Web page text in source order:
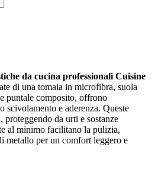
da cucina professionali Cuisine
di una tomaia in microfibra, suola
puntale composito, offrono
scivolamento e aderenza. Queste
da urti e sostanze
al minimo facilitano la pulizia,
metallo per un comfort leggero e